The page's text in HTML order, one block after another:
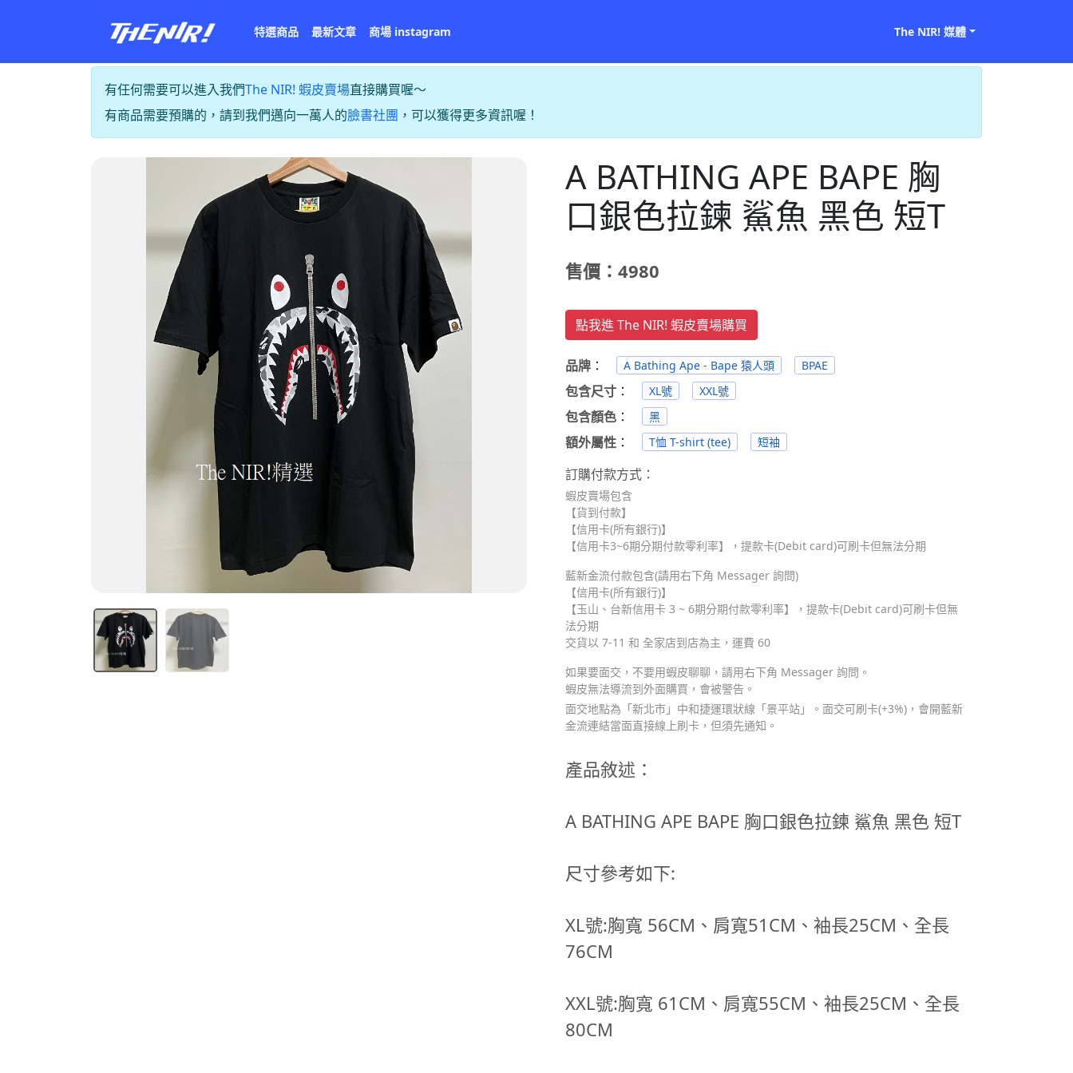
特選商品 最新文章 商場 instagram The NIR! 媒體
有任何需要可以進入我們The NIR! 蝦皮賣場直接購買喔～
有商品需要預購的，請到我們邁向一萬人的臉書社團 ，可以獲得更多資訊喔！
A BATHING APE BAPE 胸
口銀色拉鍊 鯊魚 黑色 短T
售價：4980
點我進 The NIR! 蝦皮賣場購買
品牌 ： A Bathing Ape - Bape 猿人頭 BPAE
包含尺寸 ： XL號 XXL號
包含顏色 ： 黑
額外屬性 ： T恤 T-shirt (tee) 短袖
訂購付款方式：
蝦皮賣場包含
【貨到付款】
【信用卡(所有銀行)】
【信用卡3~6期分期付款零利率】，提款卡(Debit card)可刷卡但無法分期
藍新金流付款包含(請用右下角 Messager 詢問)
【信用卡(所有銀行)】
【玉山、台新信用卡 3 ~ 6期分期付款零利率】，提款卡(Debit card)可刷卡但無
法分期
交貨以 7-11 和 全家店到店為主，運費 60
如果要面交，不要用蝦皮聊聊，請用右下角 Messager 詢問。
蝦皮無法導流到外面購買，會被警告。
面交地點為「新北市」中和捷運環狀線「景平站」。面交可刷卡(+3%)，會開藍新
金流連結當面直接線上刷卡，但須先通知。
產品敘述：
A BATHING APE BAPE 胸口銀色拉鍊 鯊魚 黑色 短T
尺寸參考如下:
XL號:胸寬 56CM、肩寬51CM、袖長25CM、全長
76CM
XXL號:胸寬 61CM、肩寬55CM、袖長25CM、全長
80CM